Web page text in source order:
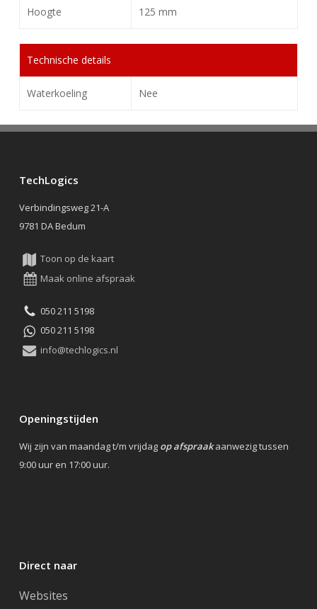
Hoogte 125 mm
Technische details
Waterkoeling Nee
TechLogics
Verbindingsweg 21-A
9781 DA Bedum
Toon op de kaart
Maak online afspraak
050 211 5198
050 211 5198
info@techlogics.nl
Openingstijden
Wij zijn van maandag t/m vrijdag op afspraakaanwezig tussen
9:00 uur en 17:00 uur.
Direct naar
Websites